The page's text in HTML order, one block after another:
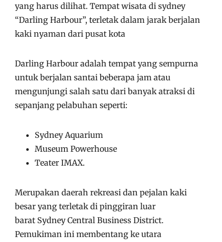
yang harus dilihat. Tempat wisata di sydney
“Darling Harbour”, terletak dalam jarak berjalan
kaki nyaman dari pusat kota
Darling Harbour adalah tempat yang sempurna
untuk berjalan santai beberapa jam atau
mengunjungi salah satu dari banyak atraksi di
sepanjang pelabuhan seperti:
Sydney Aquarium
Museum Powerhouse
Teater IMAX.
Merupakan daerah rekreasi dan pejalan kaki
besar yang terletak di pinggiran luar
barat Sydney Central Business District.
Pemukiman ini membentang ke utara